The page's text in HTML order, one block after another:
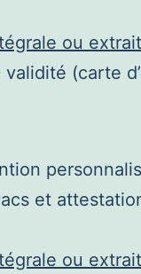
ou
validité (carte
et
ou